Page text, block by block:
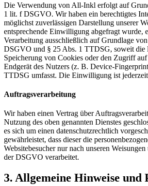
Die Verwendung von All-Inkl erfolgt auf
1 lit. f DSGVO. Wir haben ein berechtigtes
möglichst zuverlässigen Darstellung unserer
entsprechende Einwilligung abgefragt wurde,
Verarbeitung ausschließlich auf Grundlage
DSGVO und § 25 Abs. 1 TTDSG, soweit
Speicherung von Cookies oder den Zugriff
Endgerät des Nutzers (z. B. Device-
TTDSG umfasst. Die Einwilligung ist
Auftragsverarbeitung
Wir haben einen Vertrag über
Nutzung des oben genannten Dienstes
es sich um einen datenschutzrechtlich
gewährleistet, dass dieser die
Websitebesucher nur nach unseren
der DSGVO verarbeitet.
3. Allgemeine Hinweise